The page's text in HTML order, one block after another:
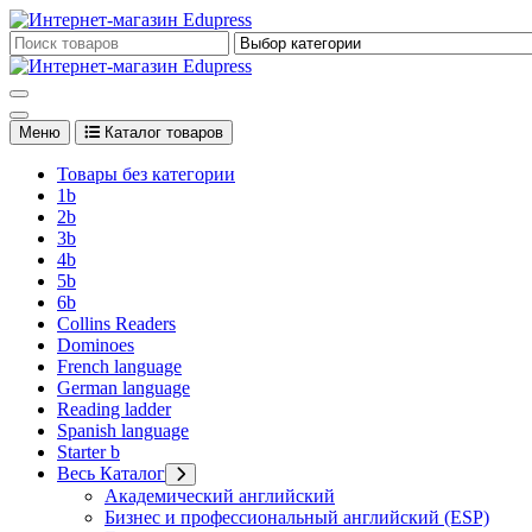
Перейти
к
содержимому
Edupress Uzbekistan, Edupress Узбекистан, книги, учебники на
Меню Каталог товаров
Товары без категории
1b
2b
3b
4b
5b
6b
Collins Readers
Dominoes
French language
German language
Reading ladder
Spanish language
Starter b
Весь Каталог
Академический английский
Бизнес и профессиональный английский (ESP)